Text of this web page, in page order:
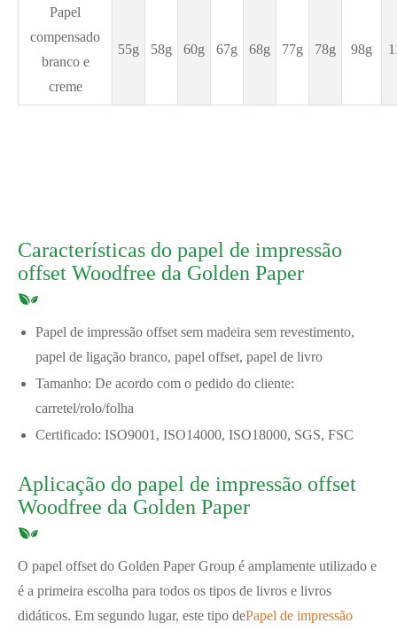
Papel
compensado
branco e
creme
55g 58g 60g 67g 68g 77g 78g 98g
Características do papel de impressão
offset Woodfree da Golden Paper
Papel de impressão offset sem madeira sem revestimento,
papel de ligação branco, papel offset, papel de livro
Tamanho: De acordo com o pedido do cliente:
carretel/rolo/folha
Certificado: ISO9001, ISO14000, ISO18000, SGS, FSC
Aplicação do papel de impressão offset
Woodfree da Golden Paper
O papel offset do Golden Paper Group é amplamente utilizado e
é a primeira escolha para todos os tipos de livros e livros
didáticos. Em segundo lugar, este tipo dePapel de impressão